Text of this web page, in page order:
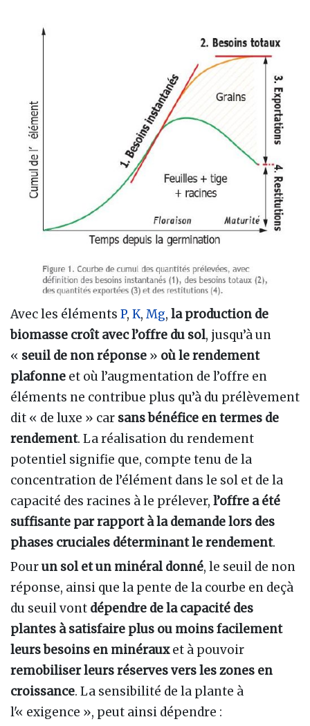
Avec les éléments P, K, Mg, la production de
biomasse croît avec l’offre du sol, jusqu’à un
« seuil de non réponse » où le rendement
plafonne et où l’augmentation de l’offre en
éléments ne contribue plus qu’à du prélèvement
dit « de luxe » car sans bénéfice en termes de
rendement. La réalisation du rendement
potentiel signifie que, compte tenu de la
concentration de l’élément dans le sol et de la
capacité des racines à le prélever, l’offre a été
suffisante par rapport à la demande lors des
phases cruciales déterminant le rendement.
Pourun sol et un minéral donné, le seuil de non
réponse, ainsi que la pente de la courbe en deçà
du seuil vont dépendre de la capacité des
plantes à satisfaire plus ou moins facilement
leurs besoins en minérauxet à pouvoir
remobiliser leurs réserves vers les zones en
croissance. La sensibilité de la plante à
l'« exigence », peut ainsi dépendre :